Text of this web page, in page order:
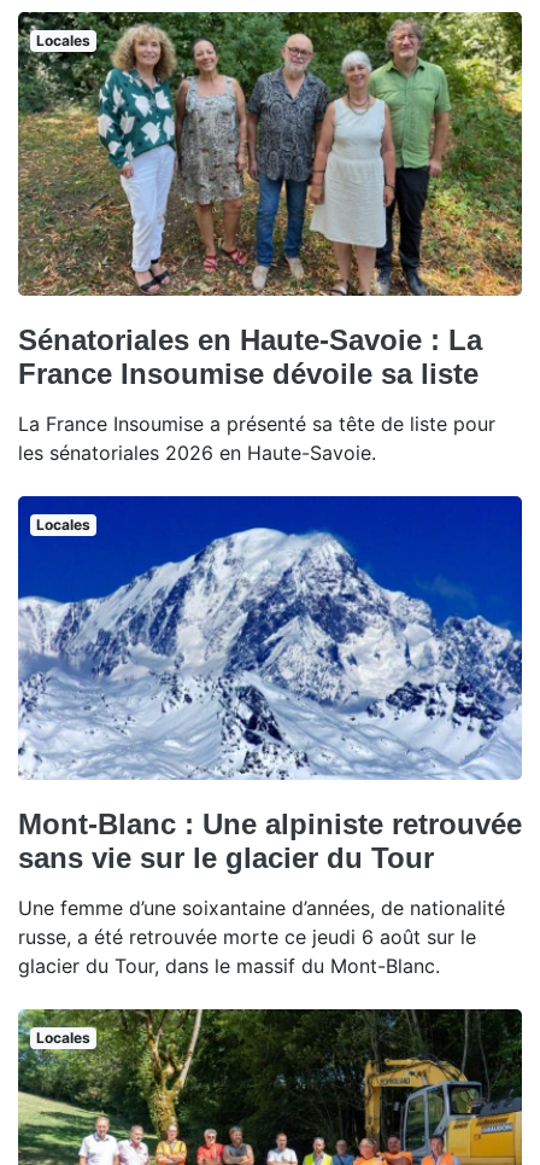
Locales
Sénatoriales en Haute-Savoie : La
France Insoumise dévoile sa liste
La France Insoumise a présenté sa tête de liste pour
les sénatoriales 2026 en Haute-Savoie.
Locales
Mont-Blanc : Une alpiniste retrouvée
sans vie sur le glacier du Tour
Une femme d’une soixantaine d’années, de nationalité
russe, a été retrouvée morte ce jeudi 6 août sur le
glacier du Tour, dans le massif du Mont-Blanc.
Locales